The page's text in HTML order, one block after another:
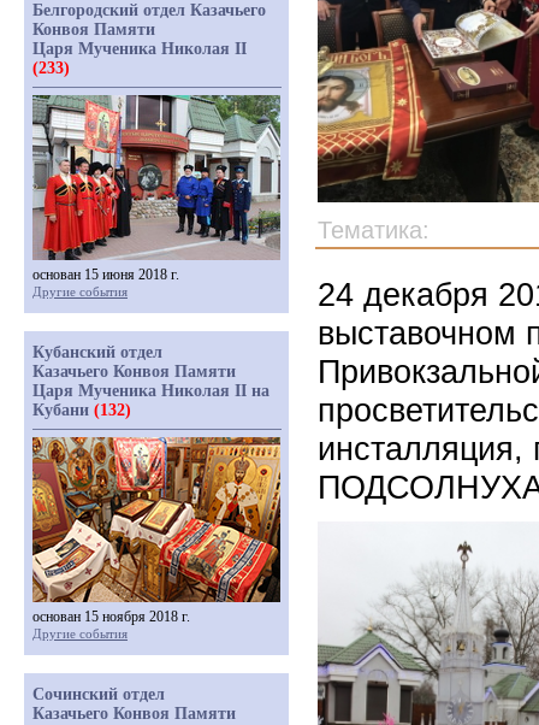
Тематика:
24 декабря
выставочном
инсталляция,
ПОДСОЛНУХА,
Белгородский отдел Казачьего
Конвоя Памяти
Царя Мученика Николая II
(233)
основан 15 июня 2018 г.
Другие события
Кубанский отдел
Казачьего Конвоя Памяти
Царя Мученика Николая II на
Кубани (132)
основан 15 ноября 2018 г.
Другие события
Сочинский отдел
Казачьего Конвоя Памяти